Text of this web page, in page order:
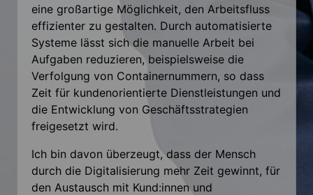
eine großartige Möglichkeit, den Arbeitsfluss
effizienter zu gestalten. Durch automatisierte
Systeme lässt sich die manuelle Arbeit bei
Aufgaben reduzieren, beispielsweise die
Verfolgung von Containernummern, so dass
Zeit für kundenorientierte Dienstleistungen und
die Entwicklung von Geschäftsstrategien
freigesetzt wird.
Ich bin davon überzeugt, dass der Mensch
durch die Digitalisierung mehr Zeit gewinnt, für
den Austausch mit Kund:innen und